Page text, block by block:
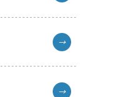
→
→